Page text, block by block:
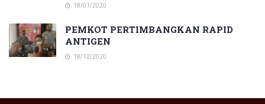
18/01/2020
PEMKOT PERTIMBANGKAN RAPID
ANTIGEN
18/12/2020